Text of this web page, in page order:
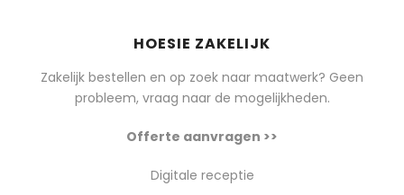
HOESIE ZAKELIJK
Zakelijk bestellen en op zoek naar maatwerk? Geen
probleem, vraag naar de mogelijkheden.
Offerte aanvragen >>
Digitale receptie